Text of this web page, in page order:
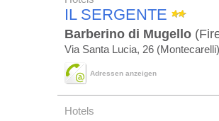
IL SERGENTE
Barberino di Mugello
Via Santa Lucia, 26
Adressen anzeigen
Hotels